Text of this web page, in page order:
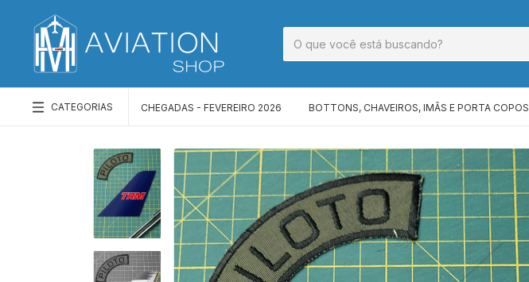
CATEGORIAS CHEGADAS - FEVEREIRO 2026 BOTTONS, CHAVEIROS, IMÃS E PORTA COPOS